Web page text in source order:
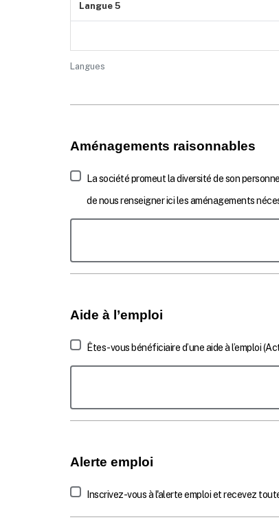
Langues
Langue 5
Aménagements raisonnables
La société promeut la diversité de son
de nous renseigner ici les aménagements
Aide à l’emploi
Êtes-vous bénéficiaire d’une aide à l’emploi
Alerte emploi
Inscrivez-vous à l'alerte emploi et recevez